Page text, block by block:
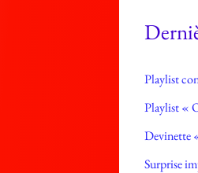
Playlist
Playlist «
Devinette
Surprise